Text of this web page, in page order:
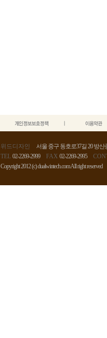
위드디자인
서울 중구 동호로37길 20 방산
TEL 02-2269-2999 FAX 02-2269-2995
Copyright 2012 (c) dualwintech.com All right reserved